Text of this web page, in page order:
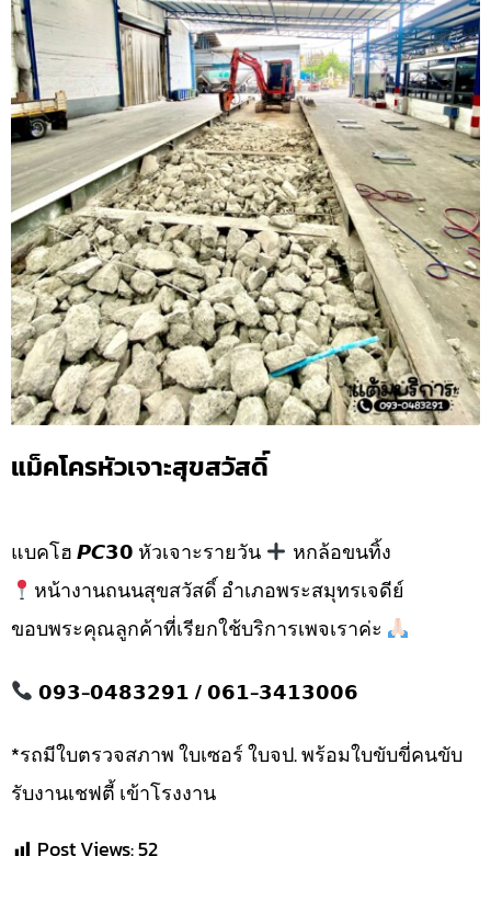
แม็คโครหัวเจาะสุขสวัสดิ์
แบคโฮ 𝙋𝘾𝟯𝟬 หัวเจาะรายวัน
หกล้อขนทิ้ง
หน้างานถนนสุขสวัสดิ์ อำเภอพระสมุทรเจดีย์
ขอบพระคุณลูกค้าที่เรียกใช้บริการเพจเราค่ะ
𝟬𝟵𝟯-𝟬𝟰𝟴𝟯𝟮𝟵𝟭 / 𝟬𝟲𝟭-𝟯𝟰𝟭𝟯𝟬𝟬𝟲
*รถมีใบตรวจสภาพ ใบเซอร์ ใบจป. พร้อมใบขับขี่คนขับ
รับงานเชฟตี้ เข้าโรงงาน
Post Views:52